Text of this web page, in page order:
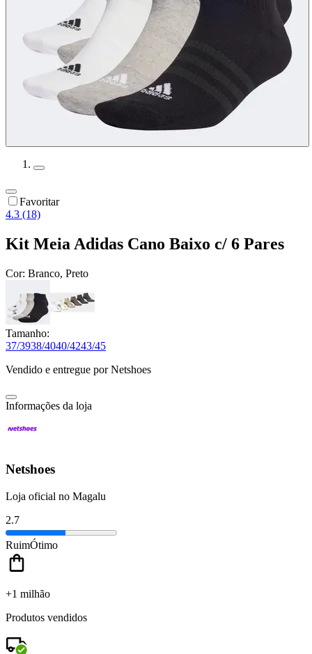
Favoritar
4.3 (18)
Kit Meia Adidas Cano Baixo c/ 6 Pares
Cor: Branco, Preto
Tamanho:
37/3938/4040/4243/45
Vendido e entregue por Netshoes
Informações da loja
Netshoes
Loja oficial no Magalu
2.7
RuimÓtimo
+1 milhão
Produtos vendidos